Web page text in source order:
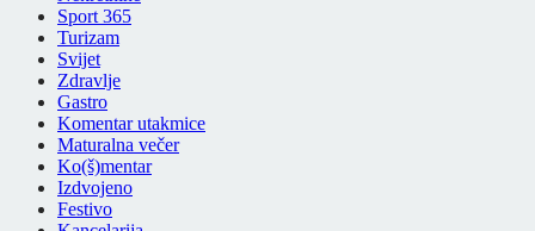
Sport 365
Turizam
Svijet
Zdravlje
Gastro
Komentar utakmice
Maturalna večer
Ko(š)mentar
Izdvojeno
Festivo